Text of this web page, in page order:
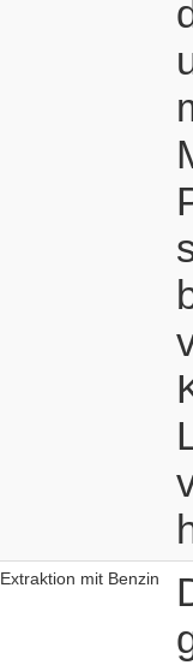
Extraktion mit Benzin